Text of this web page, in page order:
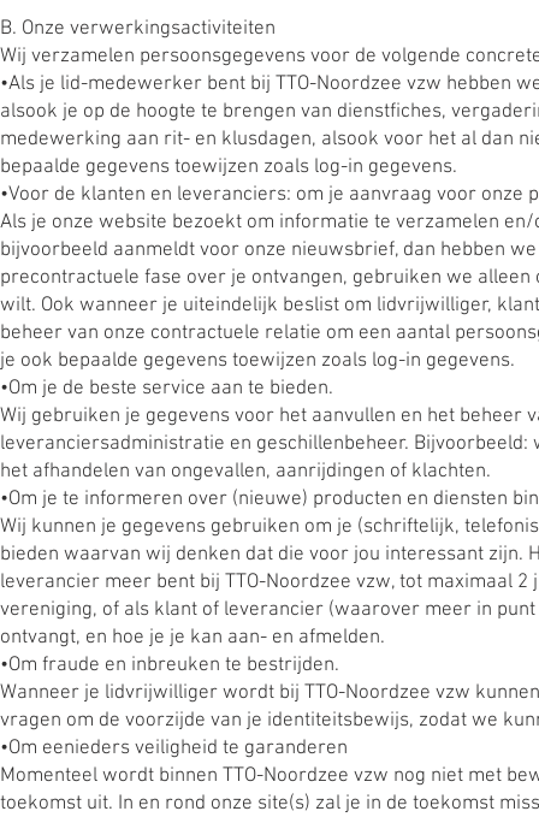
B. Onze verwerkingsactiviteiten
Wij verzamelen persoonsgegevens voor de volgende
•Als je lid-medewerker bent bij TTO-Noordzee vzw hebben
alsook je op de hoogte te brengen van dienstfiches,
medewerking aan rit- en klusdagen, alsook voor het al dan
bepaalde gegevens toewijzen zoals log-in gegevens.
•Voor de klanten en leveranciers: om je aanvraag voor onze
Als je onze website bezoekt om informatie te verzamelen
bijvoorbeeld aanmeldt voor onze nieuwsbrief, dan hebben
precontractuele fase over je ontvangen, gebruiken we
wilt. Ook wanneer je uiteindelijk beslist om lidvrijwilliger,
beheer van onze contractuele relatie om een aantal
je ook bepaalde gegevens toewijzen zoals log-in gegevens.
•Om je de beste service aan te bieden.
Wij gebruiken je gegevens voor het aanvullen en het beheer
leveranciersadministratie en geschillenbeheer.
het afhandelen van ongevallen, aanrijdingen of klachten.
•Om je te informeren over (nieuwe) producten en diensten
Wij kunnen je gegevens gebruiken om je (schriftelijk,
bieden waarvan wij denken dat die voor jou interessant
leverancier meer bent bij TTO-Noordzee vzw, tot maximaal
vereniging, of als klant of leverancier (waarover meer in
ontvangt, en hoe je je kan aan- en afmelden.
•Om fraude en inbreuken te bestrijden.
Wanneer je lidvrijwilliger wordt bij TTO-Noordzee vzw
vragen om de voorzijde van je identiteitsbewijs, zodat we
•Om eenieders veiligheid te garanderen
Momenteel wordt binnen TTO-Noordzee vzw nog niet met
toekomst uit. In en rond onze site(s) zal je in de toekomst